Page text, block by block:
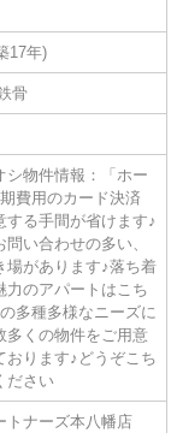
17年)
骨
シ物件情報：「ホー
費用のカード決済
する手間が省けます♪
い合わせの多い、
場があります♪落ち着
力のアパートはこち
多種多様なニーズに
多くの物件をご用意
おります♪どうぞこち
ださい
トナーズ本八幡店